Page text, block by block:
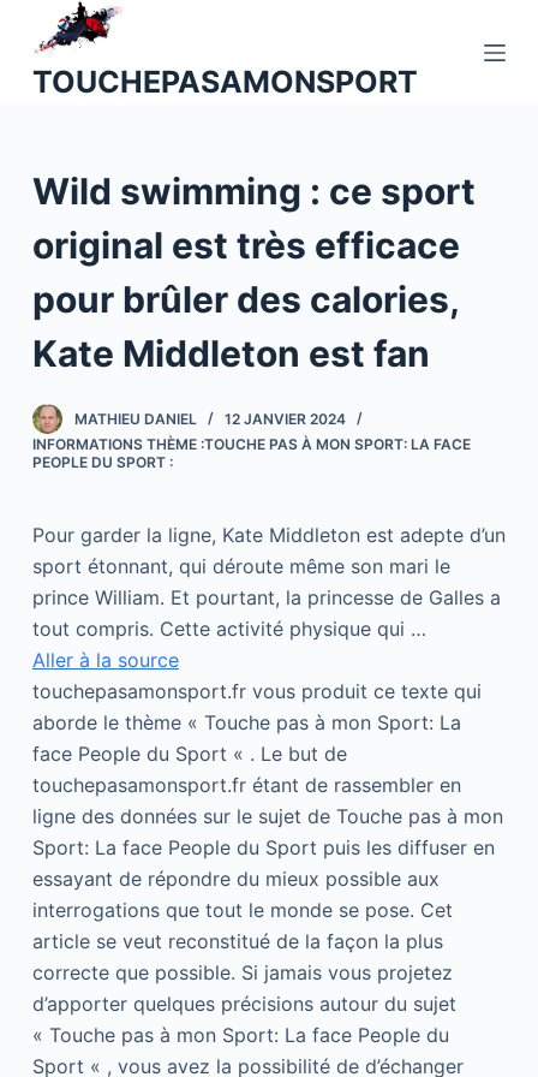
u
n
n
u
TOUCHEPASAMONSPORT
Wild swimming : ce sport
original est très efficace
pour brûler des calories,
Kate Middleton est fan
MATHIEU DANIEL
12 JANVIER 2024
INFORMATIONS THÈME :TOUCHE PAS À MON SPORT: LA FACE
PEOPLE DU SPORT :
Pour garder la ligne, Kate Middleton est adepte d’un
sport étonnant, qui déroute même son mari le
prince William. Et pourtant, la princesse de Galles a
tout compris. Cette activité physique qui …
Aller à la source
touchepasamonsport.fr vous produit ce texte qui
aborde le thème « Touche pas à mon Sport: La
face People du Sport « . Le but de
touchepasamonsport.fr étant de rassembler en
ligne des données sur le sujet de Touche pas à mon
Sport: La face People du Sport puis les diffuser en
essayant de répondre du mieux possible aux
interrogations que tout le monde se pose. Cet
article se veut reconstitué de la façon la plus
correcte que possible. Si jamais vous projetez
d’apporter quelques précisions autour du sujet
« Touche pas à mon Sport: La face People du
Sport « , vous avez la possibilité de d’échanger